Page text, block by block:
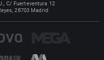
C/ Fuerteventura 12
28703 Madrid